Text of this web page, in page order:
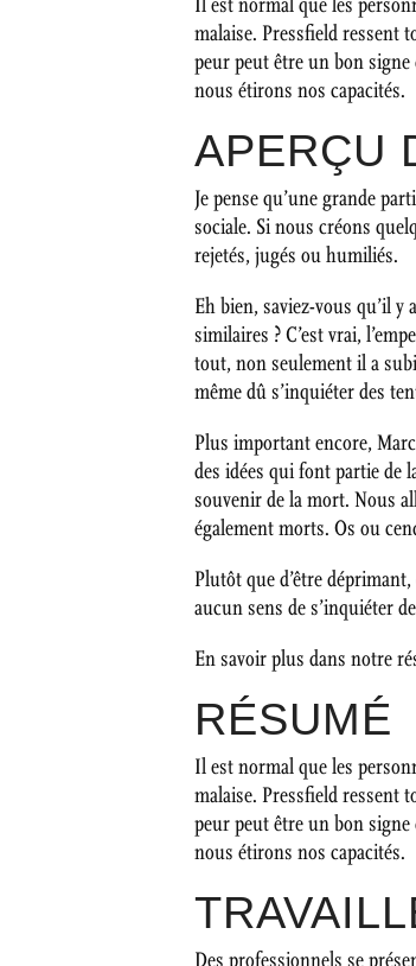
Il est normal que les
malaise. Pressfield ressent
peur peut être un bon
nous étirons nos capacités.
APERÇU
Je pense qu’une grande
sociale. Si nous créons
rejetés, jugés ou humiliés.
Eh bien, saviez-vous qu’il y
similaires ? C’est vrai,
tout, non seulement il a
même dû s’inquiéter des
Plus important encore,
des idées qui font partie de
souvenir de la mort. Nous
également morts. Os ou
Plutôt que d’être
aucun sens de s’inquiéter
En savoir plus dans notre
RÉSUMÉ
Il est normal que les
malaise. Pressfield ressent
peur peut être un bon
nous étirons nos capacités.
Des professionnels se